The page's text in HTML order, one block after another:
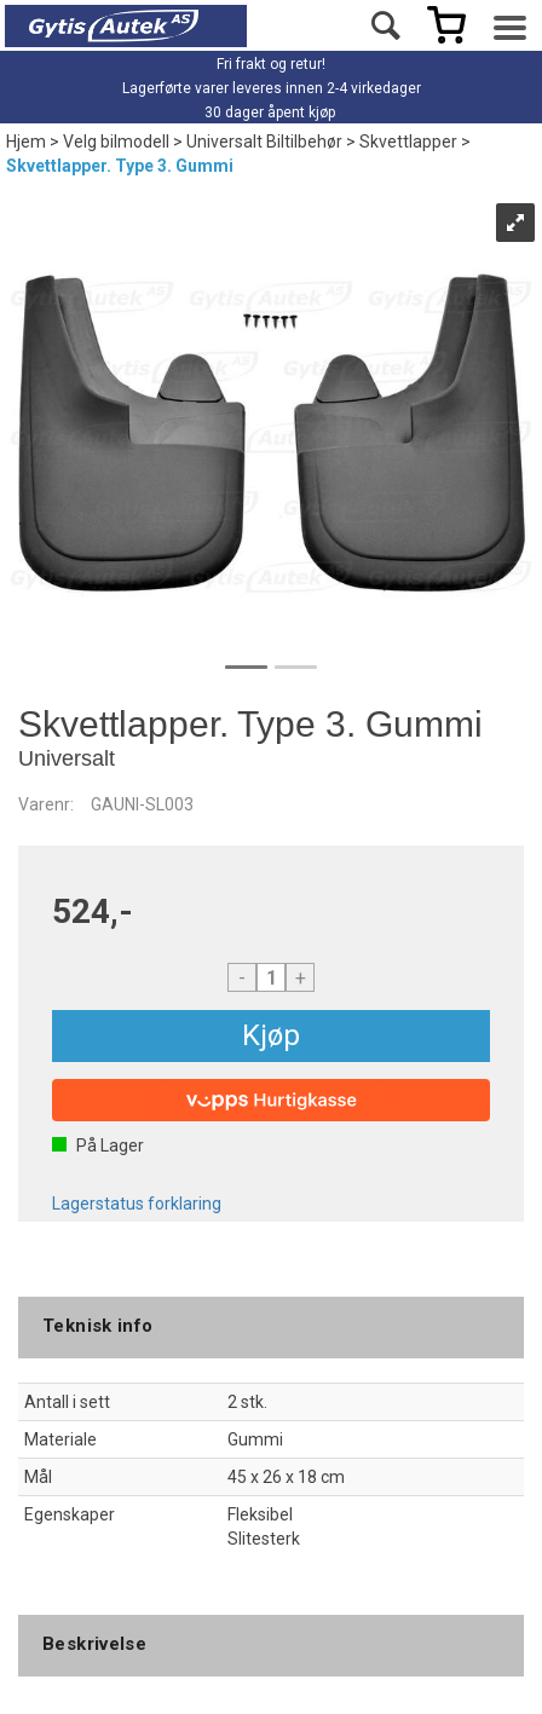
Fri frakt og retur!
Lagerførte varer leveres innen 2-4 virkedager
30 dager åpent kjøp
Hjem>Velg bilmodell >Universalt Biltilbehør>Skvettlapper>
Skvettlapper. Type 3. Gummi
Skvettlapper. Type 3. Gummi
Universalt
Varenr: GAUNI-SL003
524,-
- +
Kjøp
På Lager
Lagerstatus forklaring
Teknisk info
Antall i sett
2 stk.
Materiale
Gummi
Mål
45 x 26 x 18 cm
Egenskaper
Fleksibel
Slitesterk
Beskrivelse